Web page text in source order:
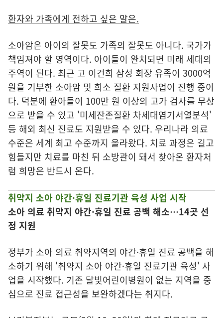
환자와 가족에게 전하고 싶은 말은.
소아암은 아이의 잘못도 가족의 잘못도 아니다. 국가가
책임져야 할 영역이다. 아이들이 완치되면 미래 세대의
주역이 된다. 최근 고 이건희 삼성 회장 유족이 3000억
원을 기부한 소아암 및 희소 질환 지원사업이 진행 중이
다. 덕분에 환아들이 100만 원 이상의 고가 검사를 무상
으로 받을 수 있고 '미세잔존질환 차세대염기서열분석'
등 해외 최신 진료도 지원받을 수 있다. 우리나라 의료
수준은 세계 최고 수준까지 올라왔다. 치료 과정은 길고
힘들지만 치료를 마친 뒤 소방관이 돼서 찾아온 환자처
럼 희망은 반드시 온다.
취약지 소아 야간·휴일 진료기관 육성 사업 시작
소아 의료 취약지 야간·휴일 진료 공백 해소…14곳 선
정 지원
정부가 소아 의료 취약지역의 야간·휴일 진료 공백을 해
소하기 위해 '취약지 소아 야간·휴일 진료기관 육성' 사
업을 시작했다. 기존 달빛어린이병원이 없는 지역을 중
심으로 진료 접근성을 보완하겠다는 취지다.